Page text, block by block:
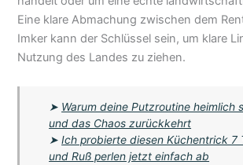
Eine klare Abmachung zwischen dem
Imker kann der Schlüssel sein, um klare
Nutzung des Landes zu ziehen.
➤ Warum deine Putzroutine heimlich
und das Chaos zurückkehrt
➤Ich probierte diesen Küchentrick 7
und Ruß perlen jetzt einfach ab